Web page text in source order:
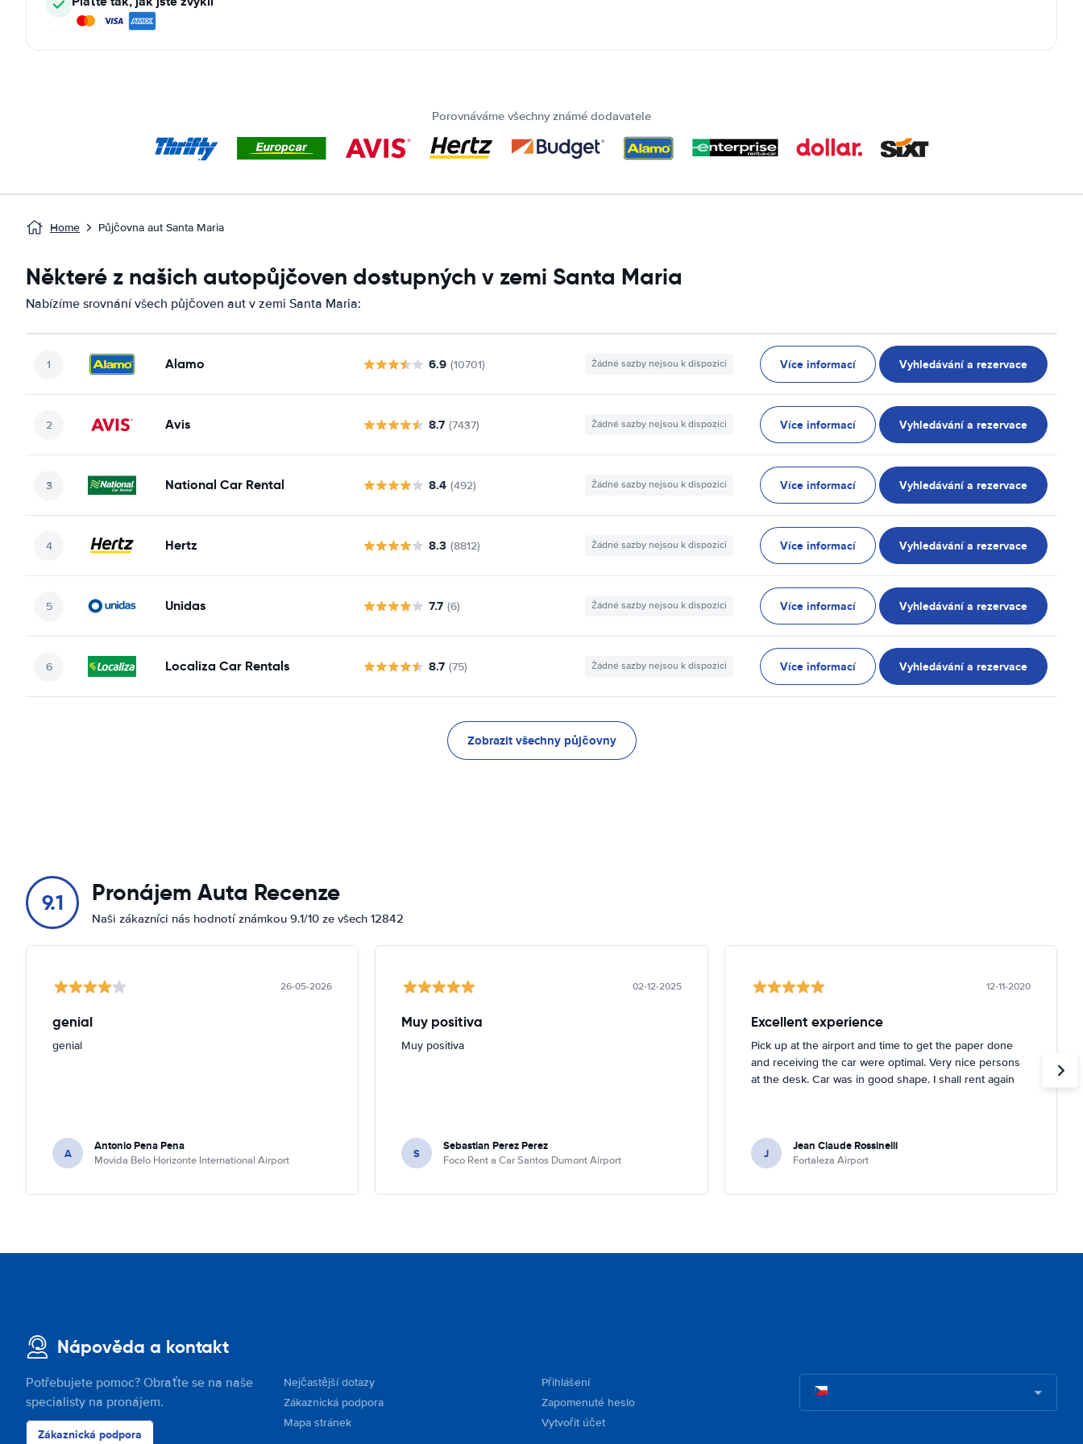
Porovnáváme všechny známé dodavatele
Home Půjčovna aut Santa Maria
Některé z našich autopůjčoven dostupných v zemi Santa Maria
Nabízíme srovnání všech půjčoven aut v zemi Santa Maria:
Alamo 6.9 (10701) Žádné sazby nejsou k dispozici Více informací Vyhledávání a rezervace
Avis 8.7 (7437) Žádné sazby nejsou k dispozici Více informací Vyhledávání a rezervace
National Car Rental 8.4 (492) Žádné sazby nejsou k dispozici Více informací Vyhledávání a rezervace
Hertz 8.3 (8812) Žádné sazby nejsou k dispozici Více informací Vyhledávání a rezervace
Unidas 7.7 (6) Žádné sazby nejsou k dispozici Více informací Vyhledávání a rezervace
Localiza Car Rentals 8.7 (75) Žádné sazby nejsou k dispozici Více informací Vyhledávání a rezervace
Zobrazit všechny půjčovny
9.1 Pronájem Auta Recenze
Naši zákazníci nás hodnotí známkou 9.1/10 ze všech 12842
26-05-2026
genial
genial
A Antonio Pena Pena
Movida Belo Horizonte International Airport
02-12-2025
Muy positiva
Muy positiva
S Sebastian Perez Perez
Foco Rent a Car Santos Dumont Airport
12-11-2020
Excellent experience
Pick up at the airport and time to get the paper done
and receiving the car were optimal. Very nice persons
at the desk. Car was in good shape. I shall rent again
J Jean Claude Rossinelli
Fortaleza Airport
Nápověda a kontakt
Potřebujete pomoc? Obraťte se na naše
specialisty na pronájem.
Zákaznická podpora
Nejčastější dotazy
Zákaznická podpora
Mapa stránek
Přihlášení
Zapomenuté heslo
Vytvořit účet